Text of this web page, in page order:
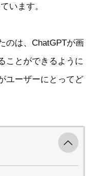
います。
のは、ChatGPTが画
ことができるように
ユーザーにとってど